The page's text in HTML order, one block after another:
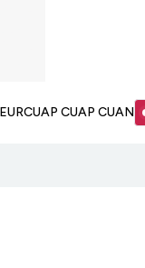
CUAP CUAP CUAN